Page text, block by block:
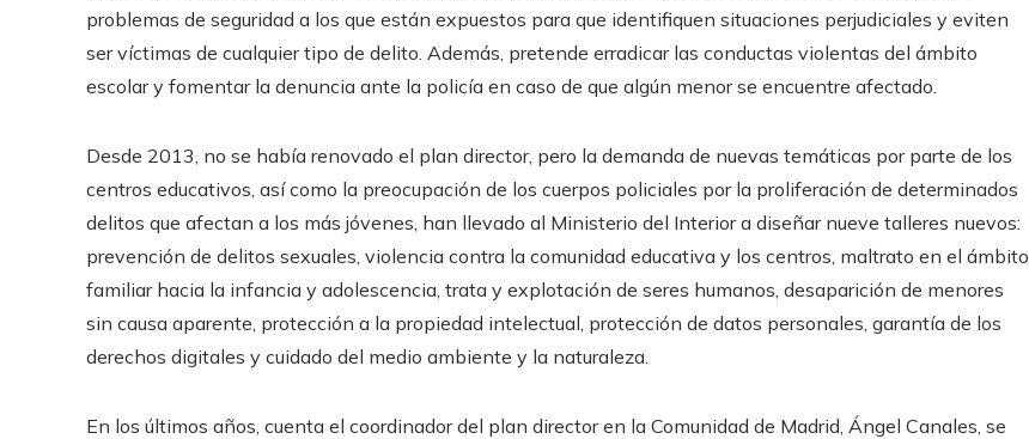
problemas de seguridad a los que están expuestos para que identifiquen situaciones perjudiciales y eviten
ser víctimas de cualquier tipo de delito. Además, pretende erradicar las conductas violentas del ámbito
escolar y fomentar la denuncia ante la policía en caso de que algún menor se encuentre afectado.
Desde 2013, no se había renovado el plan director, pero la demanda de nuevas temáticas por parte de los
centros educativos, así como la preocupación de los cuerpos policiales por la proliferación de determinados
delitos que afectan a los más jóvenes, han llevado al Ministerio del Interior a diseñar nueve talleres nuevos:
prevención de delitos sexuales, violencia contra la comunidad educativa y los centros, maltrato en el ámbito
familiar hacia la infancia y adolescencia, trata y explotación de seres humanos, desaparición de menores
sin causa aparente, protección a la propiedad intelectual, protección de datos personales, garantía de los
derechos digitales y cuidado del medio ambiente y la naturaleza.
En los últimos años, cuenta el coordinador del plan director en la Comunidad de Madrid, Ángel Canales, se